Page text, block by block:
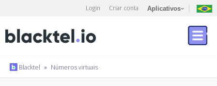
Login Criar conta Aplicativos
Blacktel » Números virtuais